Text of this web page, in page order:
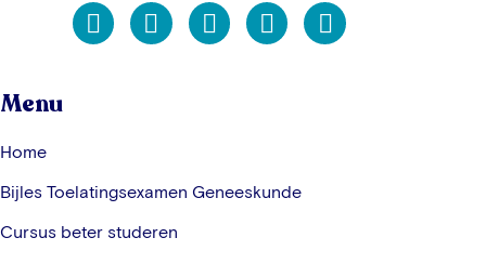
Menu
Home
Bijles Toelatingsexamen Geneeskunde
Cursus beter studeren